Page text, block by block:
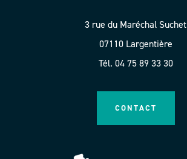
3 rue du Maréchal Suchet
07110 Largentière
Tél. 04 75 89 33 30
CONTACT